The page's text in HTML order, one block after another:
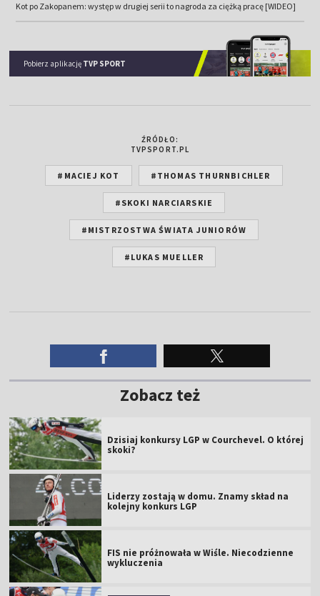
Kot po Zakopanem: występ w drugiej serii to nagroda za ciężką pracę [WIDEO]
Pobierz aplikację TVP SPORT
ŹRÓDŁO:
TVPSPORT.PL
#MACIEJ KOT #THOMAS THURNBICHLER
#SKOKI NARCIARSKIE
#MISTRZOSTWA ŚWIATA JUNIORÓW
#LUKAS MUELLER
Zobacz też
Dzisiaj konkursy LGP w Courchevel. O której
skoki?
Liderzy zostają w domu. Znamy skład na
kolejny konkurs LGP
FIS nie próżnowała w Wiśle. Niecodzienne
wykluczenia